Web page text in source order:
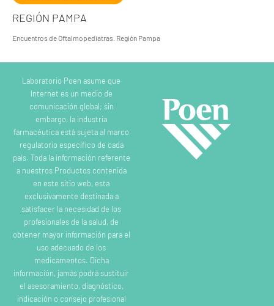
REGIÓN PAMPA
Encuentros de Oftalmopediatras. Región Pampa
Laboratorio Poen asume que
Internet es un medio de
comunicación global; sin
embargo, la industria
farmacéutica está sujeta al marco
regulatorio específico de cada
país. Toda la información referente
a nuestros Productos contenida
en este sitio web, esta
exclusivamente destinada a
satisfacer la necesidad de los
profesionales de la salud, de
obtener mayor información para el
uso adecuado de los
medicamentos. Dicha
información, jamás podrá sustituir
el asesoramiento, diagnóstico,
indicación o consejo profesional